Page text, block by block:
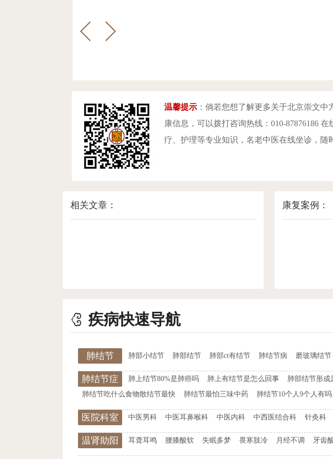
温馨提示：倘若您想了解更多关于北京崇文中
康信息，可以拨打咨询热线：010-87876186
疗、护理等专业知识，名老中医在线坐诊，随
相关文章： 康复案例：
疾病快速导航
肺结节 肺部小结节 肺部结节 肺部ct有结节 肺结节病 磨玻璃结节
肺结节症
状
肺上结节80%是肺癌吗 肺上有结节是怎么回事 肺部结节形成
肺结节吃什么食物散结节最快
肺结节最怕三味中药 肺结节10个人9个人有吗
医院科室 中医男科 中医耳鼻喉科 中医内科 中西医结合科 针灸科
温肾助阳 耳聋耳鸣 腰膝酸软 失眠多梦 畏寒肢冷 月经不调 牙齿